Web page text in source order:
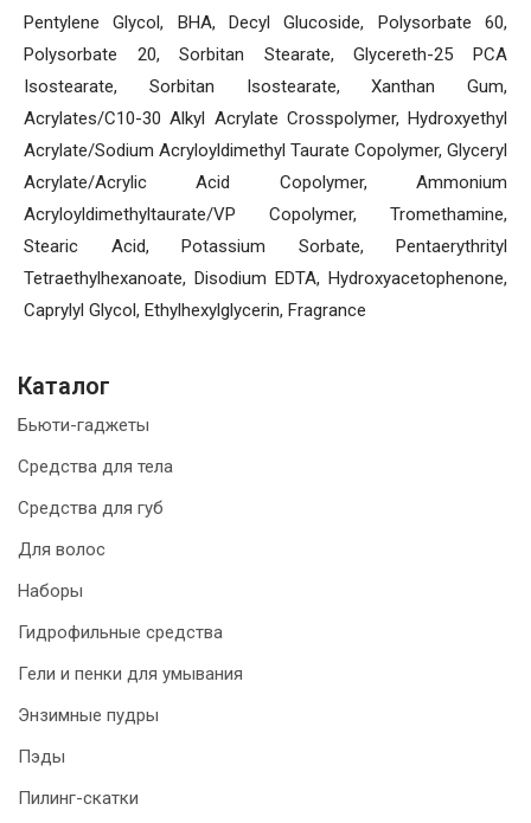
Pentylene Glycol, BHA, Decyl Glucoside, Polysorbate 60,
Polysorbate 20, Sorbitan Stearate, Glycereth-25 PCA
Isostearate, Sorbitan Isostearate, Xanthan Gum,
Acrylates/C10-30 Alkyl Acrylate Crosspolymer, Hydroxyethyl
Acrylate/Sodium Acryloyldimethyl Taurate Copolymer, Glyceryl
Acrylate/Acrylic Acid Copolymer, Ammonium
Acryloyldimethyltaurate/VP Copolymer, Tromethamine,
Stearic Acid, Potassium Sorbate, Pentaerythrityl
Tetraethylhexanoate, Disodium EDTA, Hydroxyacetophenone,
Caprylyl Glycol, Ethylhexylglycerin, Fragrance
Каталог
Бьюти-гаджеты
Средства для тела
Средства для губ
Для волос
Наборы
Гидрофильные средства
Гели и пенки для умывания
Энзимные пудры
Пэды
Пилинг-скатки